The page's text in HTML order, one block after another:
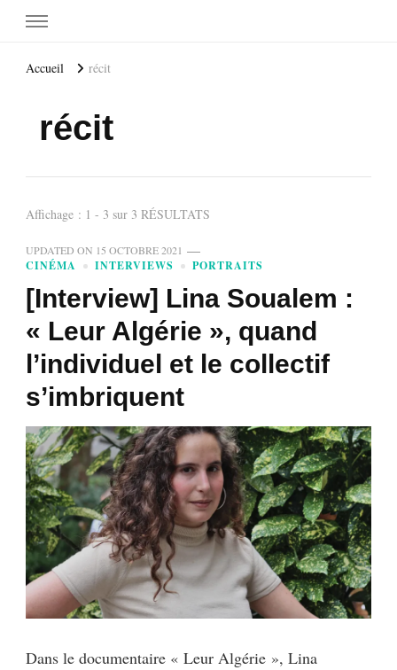
Accueil récit
récit
Affichage : 1 - 3 sur 3 RÉSULTATS
UPDATED ON 15 OCTOBRE 2021
CINÉMA INTERVIEWS PORTRAITS
[Interview] Lina Soualem :
« Leur Algérie », quand
l’individuel et le collectif
s’imbriquent
Dans le documentaire « Leur Algérie », Lina